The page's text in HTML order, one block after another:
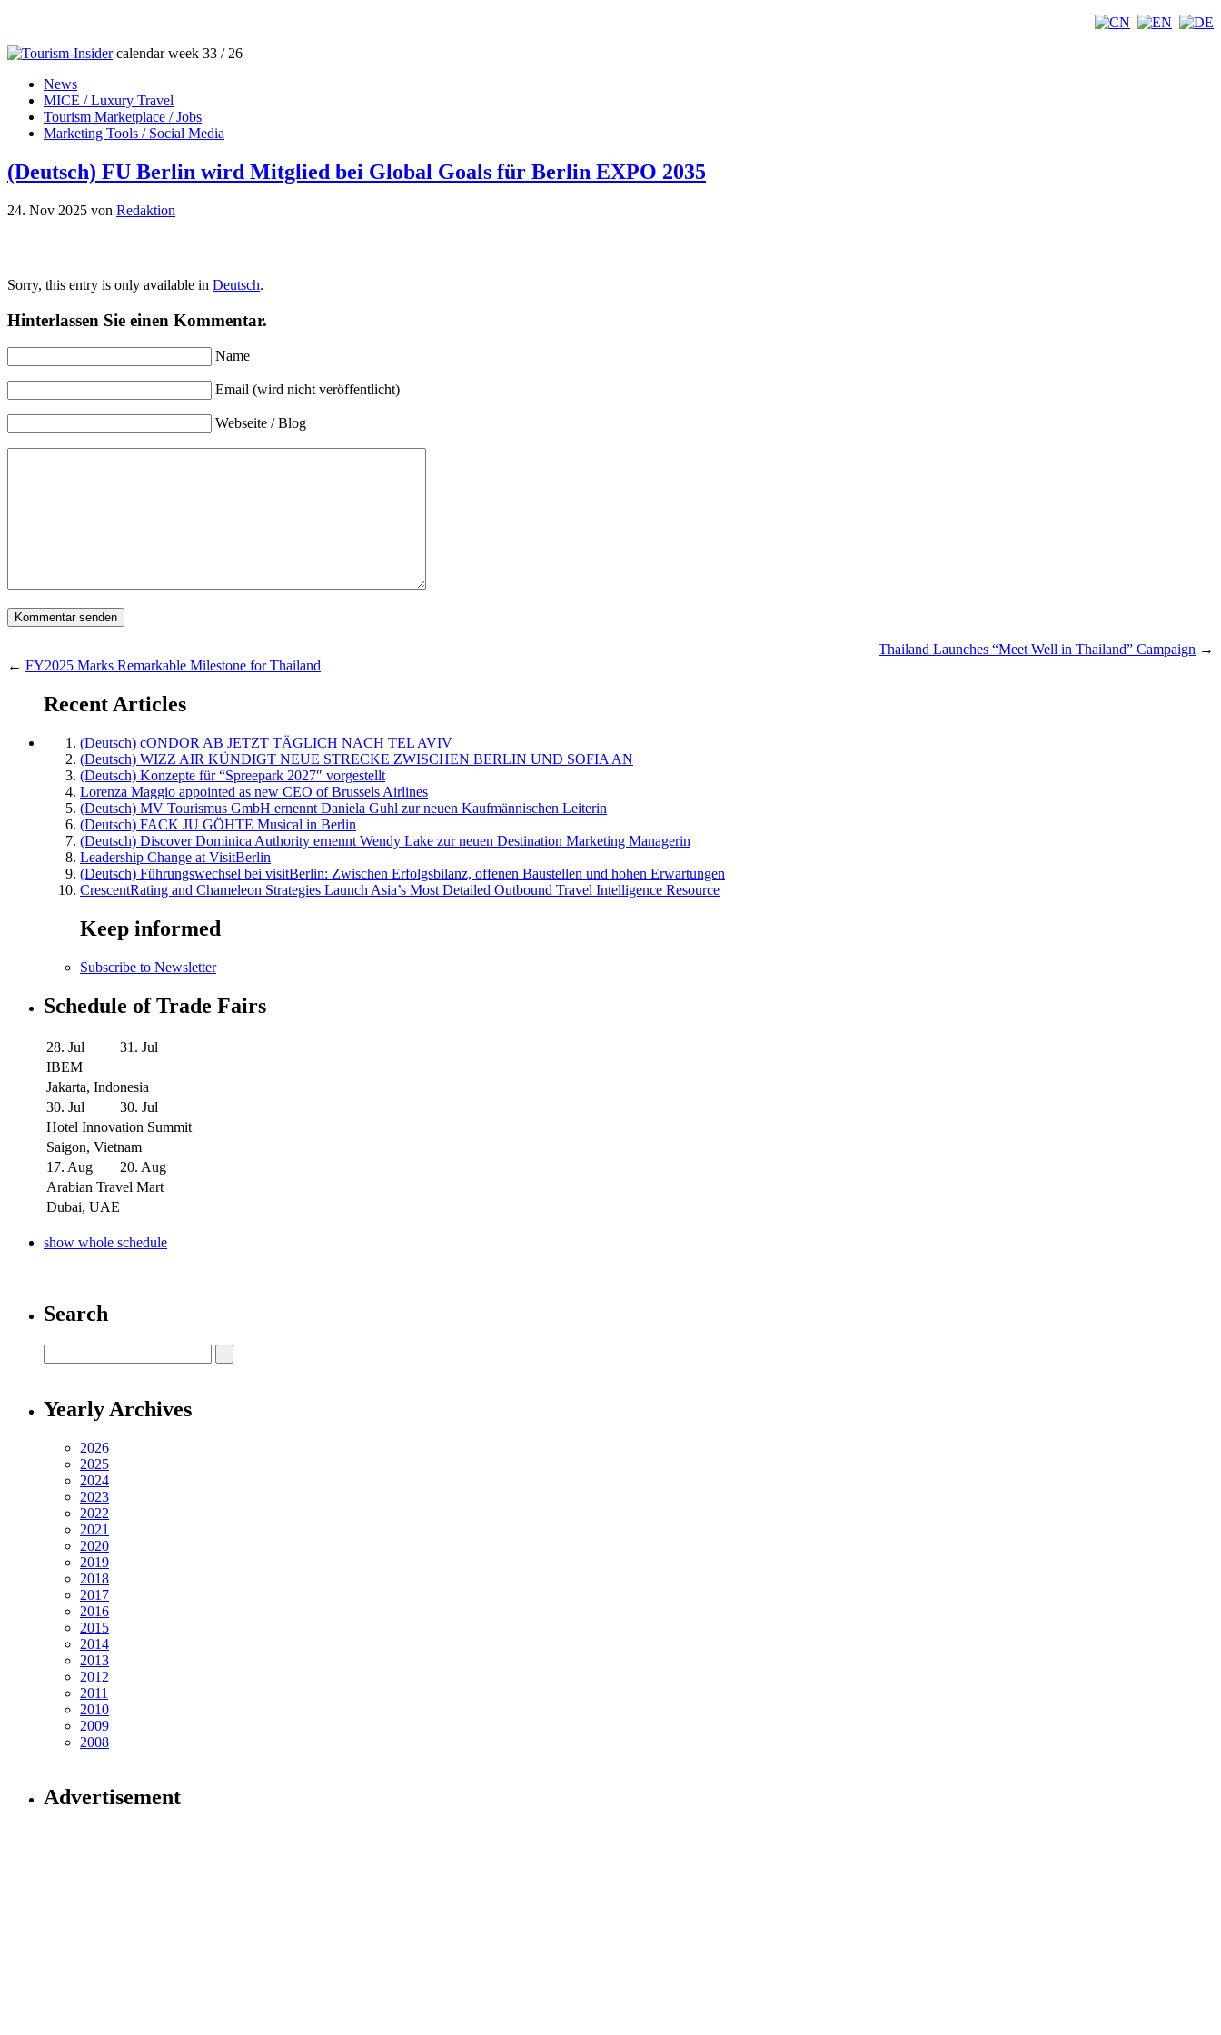
calendar week 33 / 26
News
MICE / Luxury Travel
Tourism Marketplace / Jobs
Marketing Tools / Social Media
(Deutsch) FU Berlin wird Mitglied bei Global Goals für Berlin EXPO 2035
24. Nov 2025 von Redaktion
Sorry, this entry is only available in Deutsch.
Hinterlassen Sie einen Kommentar.
Name
Email (wird nicht veröffentlicht)
Webseite / Blog
Thailand Launches “Meet Well in Thailand” Campaign →
← FY2025 Marks Remarkable Milestone for Thailand
Recent Articles
(Deutsch) cONDOR AB JETZT TÄGLICH NACH TEL AVIV
(Deutsch) WIZZ AIR KÜNDIGT NEUE STRECKE ZWISCHEN BERLIN UND SOFIA AN
(Deutsch) Konzepte für “Spreepark 2027″ vorgestellt
Lorenza Maggio appointed as new CEO of Brussels Airlines
(Deutsch) MV Tourismus GmbH ernennt Daniela Guhl zur neuen Kaufmännischen Leiterin
(Deutsch) FACK JU GÖHTE Musical in Berlin
(Deutsch) Discover Dominica Authority ernennt Wendy Lake zur neuen Destination Marketing Managerin
Leadership Change at VisitBerlin
(Deutsch) Führungswechsel bei visitBerlin: Zwischen Erfolgsbilanz, offenen Baustellen und hohen Erwartungen
CrescentRating and Chameleon Strategies Launch Asia’s Most Detailed Outbound Travel Intelligence Resource
Keep informed
Subscribe to Newsletter
Schedule of Trade Fairs
28. Jul
31. Jul
IBEM
Jakarta, Indonesia
30. Jul
30. Jul
Hotel Innovation Summit
Saigon, Vietnam
17. Aug
20. Aug
Arabian Travel Mart
Dubai, UAE
show whole schedule
Search
Yearly Archives
2026
2025
2024
2023
2022
2021
2020
2019
2018
2017
2016
2015
2014
2013
2012
2011
2010
2009
2008
Advertisement